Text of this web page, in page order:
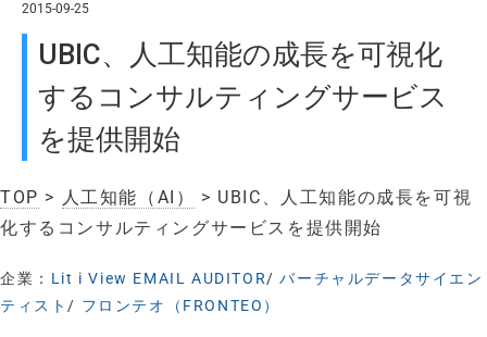
2015-09-25
UBIC、人工知能の成長を可視化
するコンサルティングサービス
を提供開始
TOP > 人工知能（AI）
> UBIC、人工知能の成長を可視
化するコンサルティングサービスを提供開始
企業： Lit i View EMAIL AUDITOR/バーチャルデータサイエン
ティスト/ フロンテオ（FRONTEO）